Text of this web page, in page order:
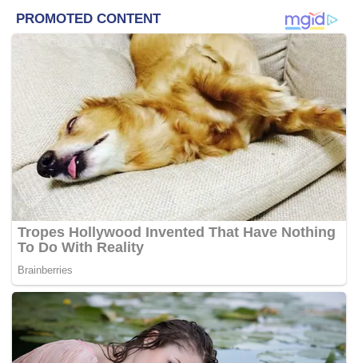
Setiap wilayah Ukraine akan dapat memilih langkah
tertentu untuk digunakan, bergantung keperluan semasa.
Kuasa Barat telah mengumumkan pelbagai sekatan ke
atas kepentingan Rusia.
Amerika Syarikat mengenakan sekatan terhadap dua bank
Rusia dan golongan elit negara itu selepas Moscow
didakwa memulakan pencerobohannya ke atas Ukraine.
Presiden Amerika Syarikat, Joe Biden menegaskan
bahawa langkah itu hanya peringkat pertama sebagai
tindak balas kepada Presiden Rusia Vladimir Putin.
Biden berkata bahawa lebih banyak sekatan akan
menyusul jika Putin meluaskan cengkaman tentera Rusia
melangkaui dua wilayah kecil di wilayah timur Donbas
yang sudah pun berada di bawah kawalan pemisah yang
disokong Rusia.